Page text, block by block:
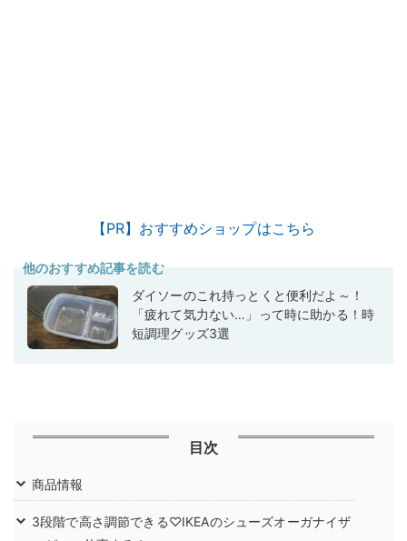
【PR】おすすめショップはこちら
他のおすすめ記事を読む
ダイソーのこれ持っとくと便利だよ～！
「疲れて気力ない…」って時に助かる！時
短調理グッズ3選
目次
商品情報
3段階で高さ調節できる♡IKEAのシューズオーガナイザ